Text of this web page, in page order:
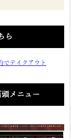
ら
でテイクアウト
メニュー